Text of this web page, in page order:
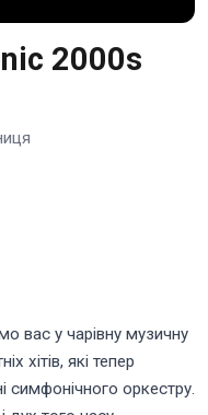
2000s
вас у чарівну музичну
хітів, які тепер
симфонічного оркестру.